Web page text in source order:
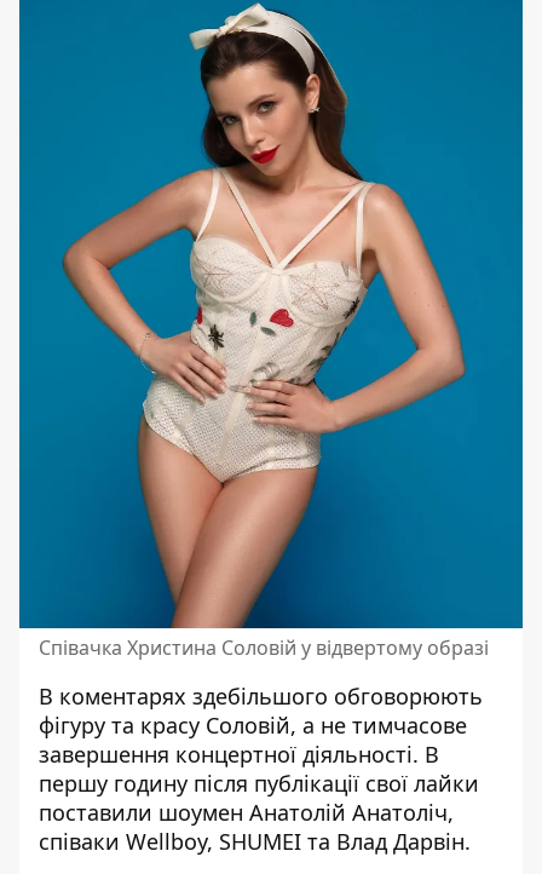
Співачка Христина Соловій у відвертому образі
В коментарях здебільшого обговорюють
фігуру та красу Соловій, а не тимчасове
завершення концертної діяльності. В
першу годину після публікації свої лайки
поставили шоумен Анатолій Анатоліч,
співаки Wellboy, SHUMEI та Влад Дарвін.